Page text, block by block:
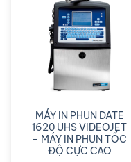
MÁY IN PHUN DATE
1620 UHS VIDEOJET
– MÁY IN PHUN TỐC
ĐỘ CỰC CAO